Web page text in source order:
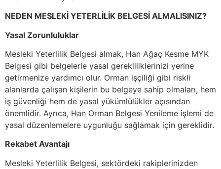
NEDEN MESLEKİ YETERLİLİK BELGESİ ALMALISINIZ?
Yasal Zorunluluklar
Mesleki Yeterlilik Belgesi almak, Han Ağaç Kesme MYK
Belgesi gibi belgelerle yasal gerekliliklerinizi yerine
getirmenize yardımcı olur. Orman işçiliği gibi riskli
alanlarda çalışan kişilerin bu belgeye sahip olmaları, hem
iş güvenliği hem de yasal yükümlülükler açısından
önemlidir. Ayrıca, Han Orman Belgesi Yenileme işlemi de
yasal düzenlemelere uygunluğu sağlamak için gereklidir.
Rekabet Avantajı
Mesleki Yeterlilik Belgesi, sektördeki rakiplerinizden